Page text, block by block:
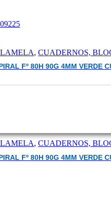
, CUADERNOS,
Fº 80H 90G 4MM VERDE
, CUADERNOS,
Fº 80H 90G 4MM VERDE